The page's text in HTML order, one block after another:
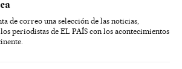
de correo una selección de las noticias,
periodistas de EL PAÍS con los acontecimientos